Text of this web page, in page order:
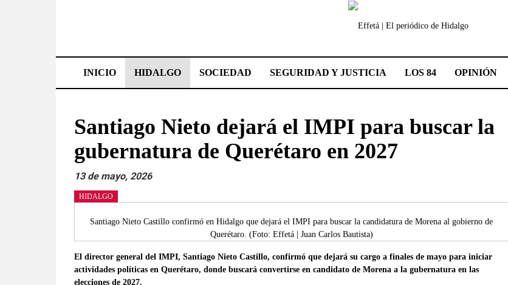
El
periódico
de
Hidalgo
noticias
estado,
verificadas
INICIO HIDALGO SOCIEDAD SEGURIDAD Y JUSTICIA LOS 84 OPINIÓN
Santiago Nieto dejará el IMPI para buscar la
gubernatura de Querétaro en 2027
13 de mayo, 2026
Santiago Nieto Castillo confirmó en Hidalgo que dejará el IMPI para buscar la candidatura de Morena al gobierno de
Querétaro. (Foto: Effetá | Juan Carlos Bautista)
HIDALGO
El director general del IMPI, Santiago Nieto Castillo, confirmó que dejará su cargo a finales de mayo para iniciar
actividades políticas en Querétaro, donde buscará convertirse en candidato de Morena a la gubernatura en las
elecciones de 2027.